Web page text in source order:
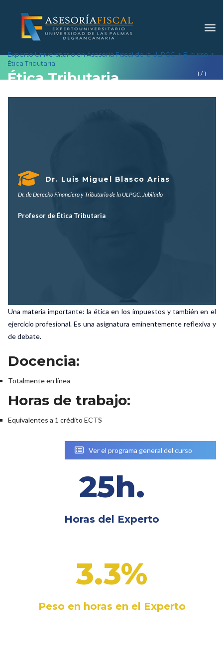
1 / 1
Experto Universitario en Asesoría Fiscal de la ULPGC > El curso >
Ética Tributaria
Ética Tributaria
Dr. Luis Miguel Blasco Aria
Dr. de Derecho Financiero y Tributario de la ULPGC. Jubilado
Profesor de Ética Tributaria
Una materia importante: la ética en los impuestos y también en el
ejercicio profesional. Es una asignatura eminentemente reflexiva y
de debate.
Docencia:
Totalmente en línea
Horas de trabajo:
Equivalentes a 1 crédito ECTS
Ver el programa general del curso
25h.
Horas del Experto
3.3%
Peso en horas en el Experto